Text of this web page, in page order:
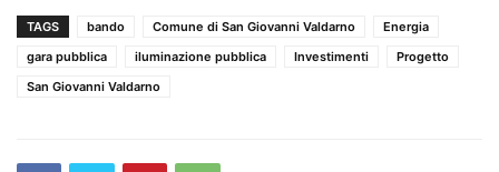
TAGS bando Comune di San Giovanni Valdarno
Energia
gara pubblica
iluminazione pubblica Investimenti
Progetto
San Giovanni Valdarno